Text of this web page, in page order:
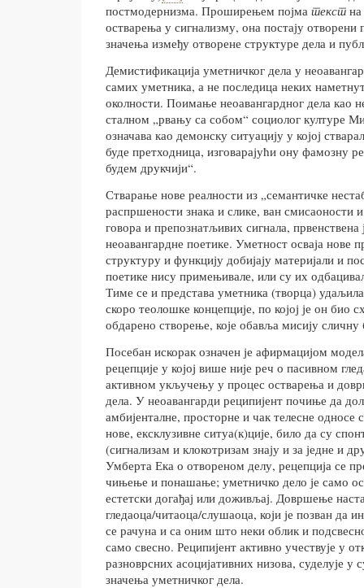
постмодернизма. Проширењем појма текст
остварења у сигнализму, она постају отворени
значења између отворене структуре дела и
Демистификација уметничког дела у
самих уметника, а не последица неких
околности. Поимање неоавангардног дела као
сталном „рвању са собом“ социолог културе
означава као демонску ситуацију у којој
буде претходница, изговарајући ону фамозну
будем друкчији“.
Стварање нове реалности из „семантичке
распршености знака и слике, ван смисаоности
говора и препознатљивих сигнала,
неоавангардне поетике. Уметност осваја нове
структуру и функцију добијају материјали и
поетике нису примењивале, или су их
Тиме се и представа уметника (творца)
скоро теолошке концепције, по којој је он био
обдарено створење, које обавља мисију сличну
Посебан искорак означен је афирмацијом
рецепције у којој више није реч о пасивном
активном укључењу у процес остварења и
дела. У неоавангарди реципијент почиње да
амбијенталне, просторне и чак телесне
нове, ексклузивне ситуа(к)ције, било да су
(сигнализам и клокотризам знају и за једне и
Умберта Ека о отвореном делу, рецепција се
чињење и понашање; уметничко дело је само
естетски догађај или доживљај. Довршење
гледаоца/читаоца/слушаоца, који је позван да
се рачуна и са оним што неки облик и
само свесно. Реципијент активно учествује у
разноврсних асоцијативних низова, суделује у
значења уметничког дела.